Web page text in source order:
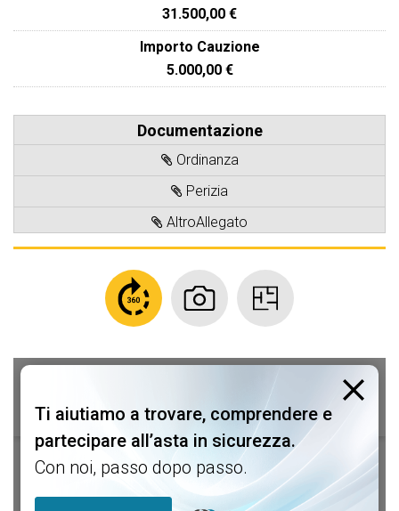
31.500,00 €
Importo Cauzione
5.000,00 €
Documentazione
Ordinanza
Perizia
AltroAllegato